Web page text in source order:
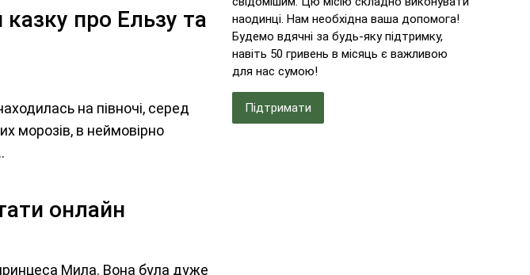
про Ельзу та
на півночі, серед
морозів, в неймовірно
онлайн
Мила. Вона була дуже
наодинці. Нам необхідна ваша допомога!
Будемо вдячні за будь-яку підтримку,
навіть 50 гривень в місяць є важливою
для нас сумою!
Підтримати